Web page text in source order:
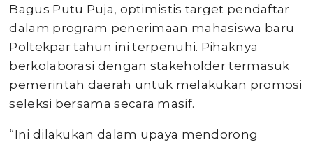
Bagus Putu Puja, optimistis target pendaftar
dalam program penerimaan mahasiswa baru
Poltekpar tahun ini terpenuhi. Pihaknya
berkolaborasi dengan stakeholder termasuk
pemerintah daerah untuk melakukan promosi
seleksi bersama secara masif.
“Ini dilakukan dalam upaya mendorong